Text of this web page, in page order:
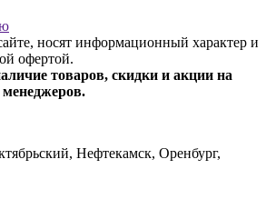
носят информационный характер и
офертой.
товаров, скидки и акции на
Нефтекамск, Оренбург,